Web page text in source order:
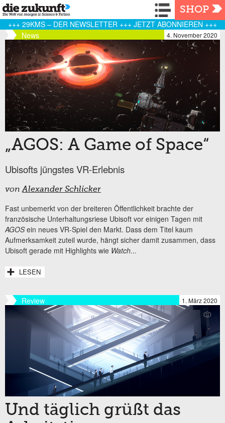
Navigation
SHOP
+++ 29KMS – DER NEWSLETTER +++ JETZT ABONNIEREN +++
News
4. November 2020
„AGOS: A Game of Space“
Ubisofts jüngstes VR-Erlebnis
vonAlexander Schlicker
Fast unbemerkt von der breiteren Öffentlichkeit brachte der
französische Unterhaltungsriese Ubisoft vor einigen Tagen mit
AGOSein neues VR-Spiel den Markt. Dass dem Titel kaum
Aufmerksamkeit zuteil wurde, hängt sicher damit zusammen, dass
Ubisoft gerade mit Highlights wie Watch...
LESEN
Review 1. März 2020
Und täglich grüßt das